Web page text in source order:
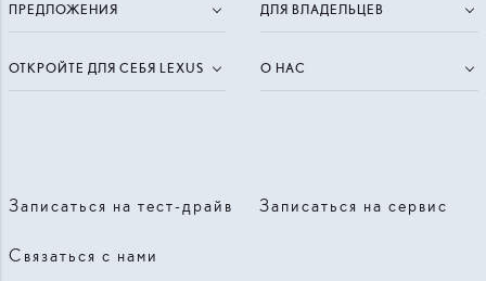
ПРЕДЛОЖЕНИЯ ДЛЯ ВЛАДЕЛЬЦЕВ
ОТКРОЙТЕ ДЛЯ СЕБЯ LEXUS О НАС
Записаться на тест-драйв Записаться на сервис
Связаться с нами